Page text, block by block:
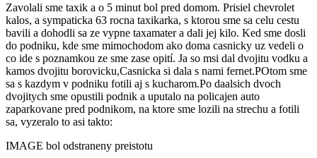
Zavolali sme taxik a o 5 minut bol pred domom. Prisiel chevrolet
kalos, a sympaticka 63 rocna taxikarka, s ktorou sme sa celu cestu
bavili a dohodli sa ze vypne taxamater a dali jej kilo. Ked sme dosli
do podniku, kde sme mimochodom ako doma casnicky uz vedeli o
co ide s poznamkou ze sme zase opití. Ja so msi dal dvojitu vodku a
kamos dvojitu borovicku,Casnicka si dala s nami fernet.POtom sme
sa s kazdym v podniku fotili aj s kucharom.Po daalsich dvoch
dvojitych sme opustili podnik a uputalo na policajen auto
zaparkovane pred podnikom, na ktore sme lozili na strechu a fotili
sa, vyzeralo to asi takto:
IMAGE bol odstraneny preistotu